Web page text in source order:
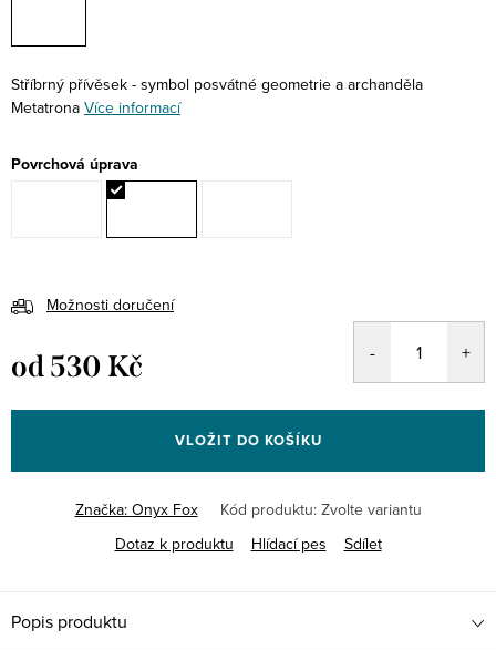
Stříbrný přívěsek - symbol posvátné geometrie a archanděla
Metatrona Více informací
Povrchová úprava
Možnosti doručení
od530 Kč
cena:
VLOŽIT DO KOŠÍKU
Značka: Onyx Fox Kód produktu: Zvolte variantu
Dotaz k produktu
Hlídací pes Sdílet
Popis produktu